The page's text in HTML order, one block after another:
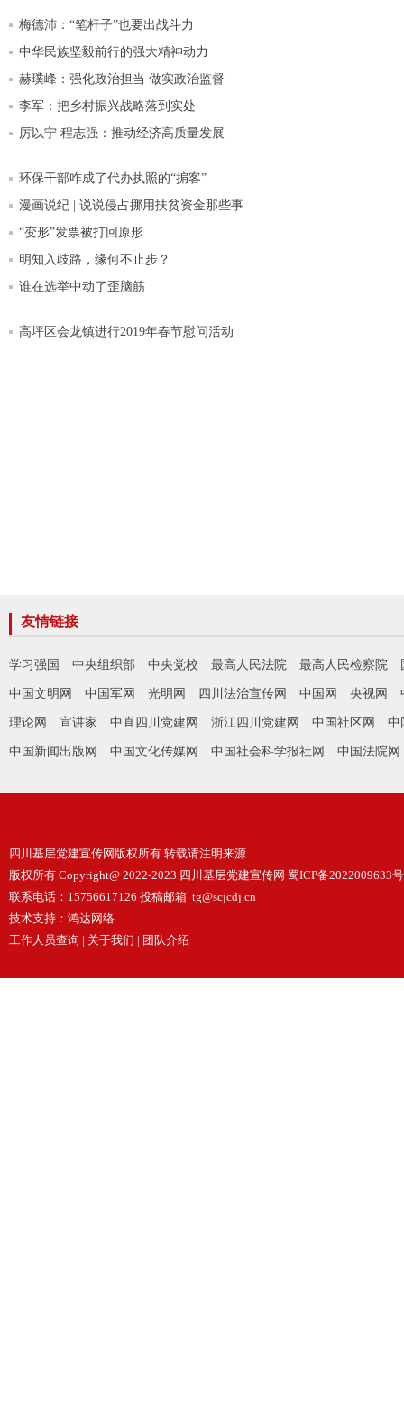
梅德沛：“笔杆子”也要出战斗力
中华民族坚毅前行的强大精神动力
赫璞峰：强化政治担当 做实政治监督
李军：把乡村振兴战略落到实处
厉以宁 程志强：推动经济高质量发展
环保干部咋成了代办执照的“掮客”
漫画说纪 | 说说侵占挪用扶贫资金那些事
“变形”发票被打回原形
明知入歧路，缘何不止步？
谁在选举中动了歪脑筋
高坪区会龙镇进行2019年春节慰问活动
友情链接
学习强国 中央组织部 中央党校 最高人民法院 最高人民检察院
中国文明网 中国军网 光明网 四川法治宣传网 中国网 央视网
理论网 宣讲家 中直四川党建网 浙江四川党建网 中国社区网 中
中国新闻出版网 中国文化传媒网 中国社会科学报社网 中国法院网
四川基层党建宣传网版权所有 转载请注明来源
版权所有 Copyright@ 2022-2023 四川基层党建宣传网 蜀ICP备2022009633号
联系电话：15756617126 投稿邮箱 tg@scjcdj.cn
技术支持： 鸿达网络
工作人员查询 | 关于我们 | 团队介绍